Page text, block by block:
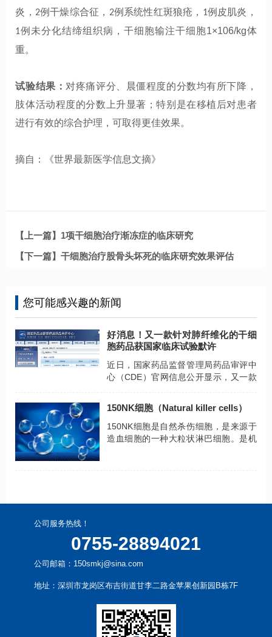
炎， 2例干燥综合征， 2例系统性红斑狼疮， 1例皮肌炎，
1例未分化结缔组织病， 干细胞输注干细胞1×106/kg体
重。
试验结果： 对疼痛评分、晨僵程度的分数均有所下降，
肢体活动程度的分数上升显著；特别是在移植后对患者
进行有效的综合护理，可取得更佳效果。
摘自：《世界最新医学信息文摘》
【上一篇】1项干细胞治疗渐冻症的临床研究
【下一篇】干细胞治疗股骨头坏死的临床研究效果评估
您可能感兴趣的新闻
好消息！又一款针对肺纤维化的干细
胞药品获国家临床试验默许
近日，国家药品监督管理局药品审评中
心（CDE）官网信息公开显示，又一款
国家临床试验默认许可。
150NK细胞（Natural killer cells）
150NK细胞是自然杀伤细胞，是来源于
造血细胞的一种大粒状淋巴细胞。是机
公司服务热线！
0755-28894021
公司邮箱：150smkj@sina.com
地址：深圳市龙岗区布吉街道甘李二路金苹果创新园B栋7F